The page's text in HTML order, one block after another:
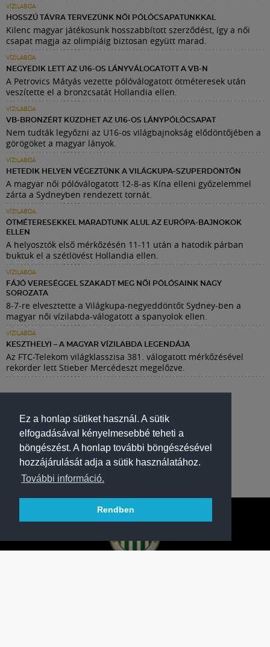
Ez a honlap sütiket használ. A sütik
elfogadásával kényelmesebbé teheti a
böngészést. A honlap további böngészésével
hozzájárulását adja a sütik használatához.
További információ.
Rendben
VÍZILABDA
HOSSZÚ TÁVRA TERVEZÜNK NŐI PÓLÓCSAPATUNKKAL
Kilenc magyar játékosunk hosszabbított szerződést, így a női
csapat magja az olimpiáig biztosan együtt marad.
VÍZILABDA
NEGYEDIK LETT AZ U16-OS LÁNYVÁLOGATOTT A VB-N
A Petrovics Mátyás vezette pólóválogatott ötméteresek után
veszítette el a bronzcsatát Hollandia ellen.
VÍZILABDA
VB-BRONZÉRT KÜZDHET AZ U16-OS LÁNYPÓLÓCSAPAT
Nem tudták legyőzni az U16-os világbajnokság elődöntőjében a
görögöket a magyar lányok.
VÍZILABDA
HETEDIK HELYEN VÉGEZTÜNK A VILÁGKUPA-SZUPERDÖNTŐN
A magyar női pólóválogatott 12-8-as Kína elleni győzelemmel
zárta a Sydneyben rendezett tornát.
VÍZILABDA
ÖTMÉTERESEKKEL MARADTUNK ALUL AZ EURÓPA-BAJNOKOK
ELLEN
A helyosztók első mérkőzésén 11-11 után a hatodik párban
buktuk el a szétlövést Hollandia ellen.
VÍZILABDA
FÁJÓ VERESÉGGEL SZAKADT MEG NŐI PÓLÓSAINK NAGY
SOROZATA
8-7-re elvesztette a Világkupa-negyeddöntőt Sydney-ben a
magyar női vízilabda-válogatott a spanyolok ellen.
VÍZILABDA
KESZTHELYI – A MAGYAR VÍZILABDA LEGENDÁJA
Az FTC-Telekom világklasszisa 381. válogatott mérkőzésével
rekorder lett Stieber Mercédeszt megelőzve.